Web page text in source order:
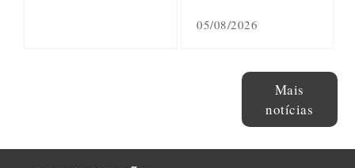
05/08/2026
Mais
notícias